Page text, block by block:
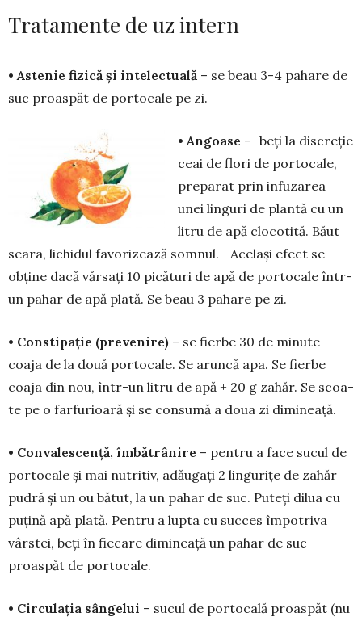
Tratamente de uz intern
• Astenie fizică și intelectuală – se beau 3-4 pahare de
suc proas­păt de portocale pe zi.
• Angoase – beți la discreție
ceai de flori de portocale,
preparat prin infuzarea
unei linguri de plantă cu un
litru de apă clocotită. Băut
sea­ra, lichi­dul favorizează somnul. Același efect se
obține dacă vărsați 10 picături de apă de portocale într-
un pahar de apă plată. Se beau 3 pahare pe zi.
• Constipație (pre­ve­­nire) – se fierbe 30 de minute
coaja de la două por­tocale. Se aruncă apa. Se fierbe
coaja din nou, într-un li­tru de apă + 20 g zahăr. Se scoa­
te pe o far­furioară și se consumă a do­ua zi dimi­nea­ță.
• Convalescență, îmbătrânire – pen­tru a face sucul de
portocale și mai nu­tritiv, adăugați 2 lingurițe de zahăr
pu­dră și un ou bătut, la un pahar de suc. Puteți dilua cu
puțină apă plată. Pentru a lupta cu succes împotriva
vârstei, beți în fiecare dimineață un pahar de suc
proaspăt de portocale.
• Circulația sângelui – sucul de por­tocală proas­păt (nu